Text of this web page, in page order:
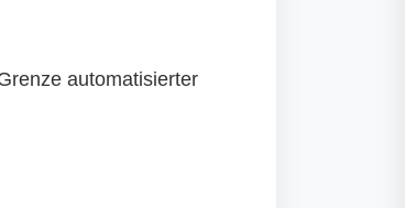
automatisierter